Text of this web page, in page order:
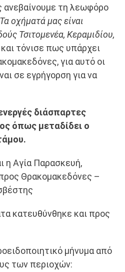
ανεβαίνουμε τη λεωφόρο
οχήματά μας είναι
Τσιτομενέα, Κεραμιδίου,
και τόνισε πως υπάρχει
για αυτό οι
σε εγρήγορση για να
διάσπαρτες
όπως μεταδίδει ο
η Αγία Παρασκευή,
Θρακομακεδόνες –
κατευθύνθηκε και προς
μήνυμα από
των περιοχών: